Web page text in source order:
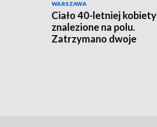
WARSZAWA
Ciało 40-letniej kobiety
znalezione na polu.
Zatrzymano dwoje